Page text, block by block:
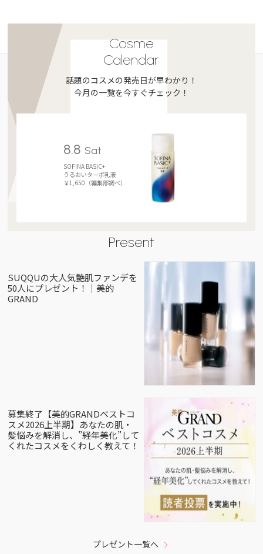
Cosme
Calendar
話題のコスメの発売日が早わかり！
今月の一覧を今すぐチェック！
8.8 Sat
SOFINA BASIC+
うるおいターボ乳液
￥1,650（編集部調べ）
Present
SUQQUの大人気艶肌ファンデを
50人にプレゼント！｜美的
GRAND
募集終了【美的GRANDベストコ
スメ2026上半期】あなたの肌・
髪悩みを解消し、”経年美化”して
くれたコスメをくわしく教えて！
プレゼント一覧へ